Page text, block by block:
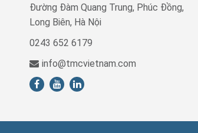
Đường Đàm Quang Trung, Phúc Đồng,
Long Biên, Hà Nội
0243 652 6179
info@tmcvietnam.com